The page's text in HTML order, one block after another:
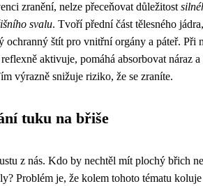
zranění, nelze přeceňovat důležitost
svalu. Tvoří přední část tělesného
ochranný štít pro vnitřní orgány a páteř. Při
aktivuje, pomáhá absorbovat náraz
výrazně snižuje riziko, že se zraníte.
tuku na břiše
z nás. Kdo by nechtěl mít plochý břich
Problém je, že kolem tohoto tématu